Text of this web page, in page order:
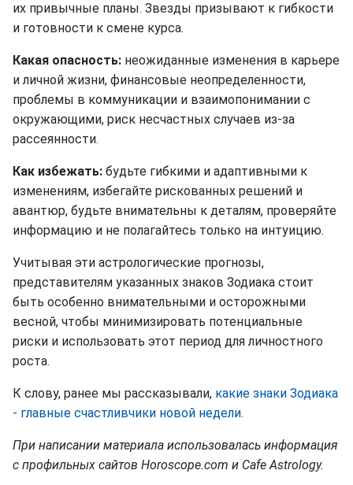
их привычные планы. Звезды призывают к гибкости
и готовности к смене курса.
Какая опасность: неожиданные изменения в карьере
и личной жизни, финансовые неопределенности,
проблемы в коммуникации и взаимопонимании с
окружающими, риск несчастных случаев из-за
рассеянности.
Как избежать: будьте гибкими и адаптивными к
изменениям, избегайте рискованных решений и
авантюр, будьте внимательны к деталям, проверяйте
информацию и не полагайтесь только на интуицию.
Учитывая эти астрологические прогнозы,
представителям указанных знаков Зодиака стоит
быть особенно внимательными и осторожными
весной, чтобы минимизировать потенциальные
риски и использовать этот период для личностного
роста.
К слову, ранее мы рассказывали, какие знаки Зодиака
- главные счастливчики новой недели.
При написании материала использовалась информация
с профильных сайтов Horoscope.com и Cafe Astrology.